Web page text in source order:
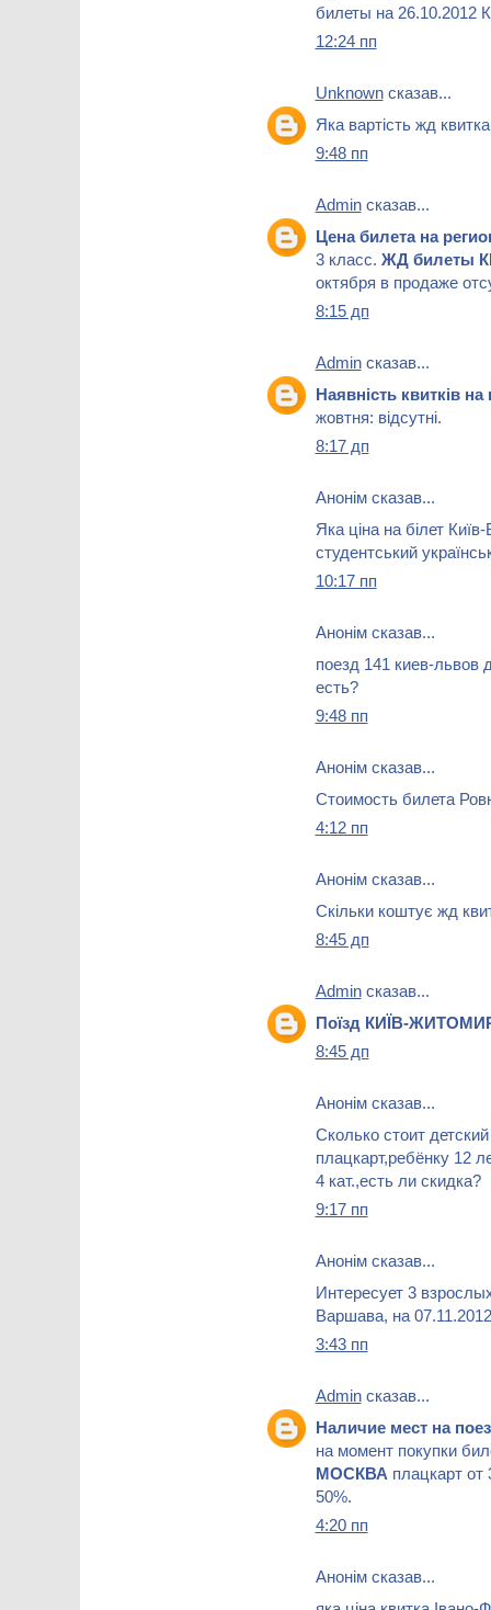
билеты на 26.10.2012
12:24 пп
Unknownсказав...
Яка вартість жд
9:48 пп
Adminсказав...
Цена билета на
3 класс. ЖД билеты
октября в продаже
8:15 дп
Adminсказав...
Наявність квитків
жовтня: відсутні.
8:17 дп
Анонім сказав...
Яка ціна на білет
студентський
10:17 пп
Анонім сказав...
поезд 141 киев-львов
есть?
9:48 пп
Анонім сказав...
Стоимость билета
4:12 пп
Анонім сказав...
Скільки коштує жд
8:45 дп
Adminсказав...
Поїзд КИЇВ-
8:45 дп
Анонім сказав...
Сколько стоит
плацкарт,ребёнку 12
4 кат.,есть ли скидка?
9:17 пп
Анонім сказав...
Интересует 3
Варшава, на 07.11.2012
3:43 пп
Adminсказав...
Наличие мест на
на момент покупки
МОСКВА плацкарт от
50%.
4:20 пп
Анонім сказав...